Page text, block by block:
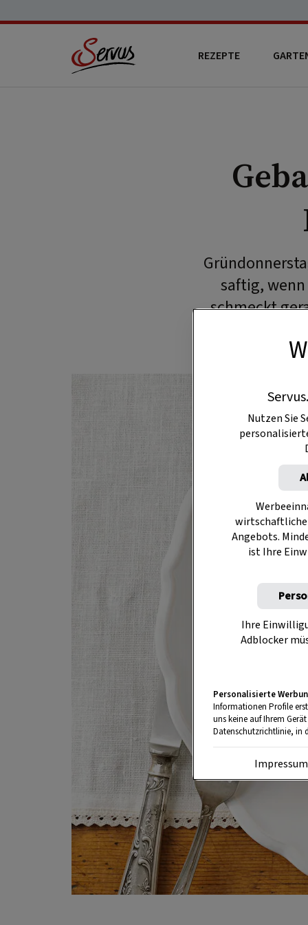
REZEPTE
saftig,
schmeckt
Nutzen Sie
Angebots.
ist Ihre
Ihre
Adblocker
Personalisierte
Informationen Profile
uns keine auf Ihrem
Datenschutzrichtlinie, in
Impressum